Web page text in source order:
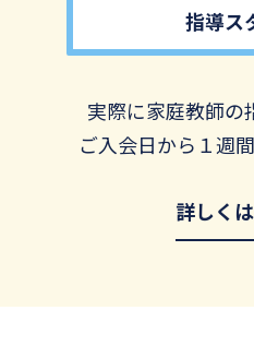
指導ス
実際に家庭教師の
ご入会日から１週
詳しく